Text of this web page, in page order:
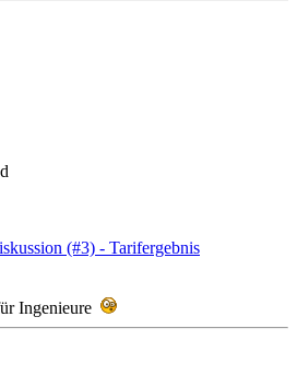
(#3) - Tarifergebnis
Ingenieure